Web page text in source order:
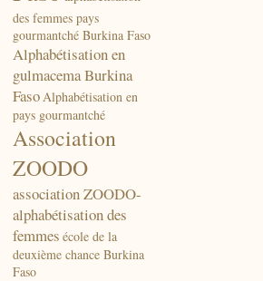
des femmes pays
gourmantché Burkina Faso
Alphabétisation en
gulmacema Burkina
FasoAlphabétisation en
pays gourmantché
Association
ZOODO
association ZOODO-
alphabétisation des
femmes école de la
deuxième chance Burkina
Faso